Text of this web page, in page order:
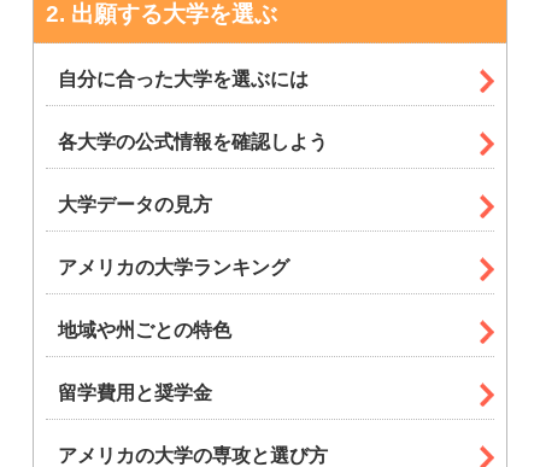
出願する大学を選ぶ
自分に合った大学を選ぶには
各大学の公式情報を確認しよう
大学データの見方
アメリカの大学ランキング
地域や州ごとの特色
留学費用と奨学金
アメリカの大学の専攻と選び方